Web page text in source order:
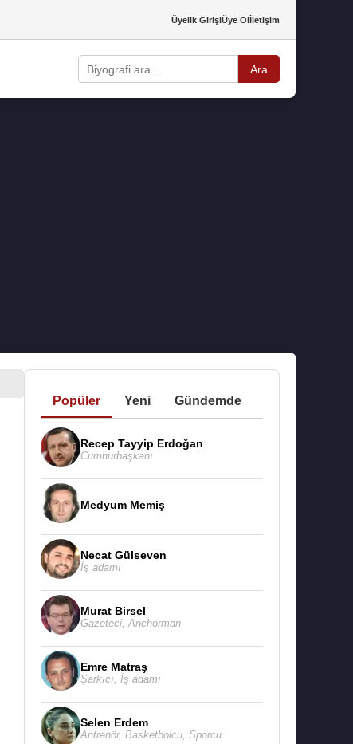
Üyelik GirişiÜye Olİletişim
Ara
Popüler Yeni Gündemde
Recep Tayyip Erdoğan
Cumhurbaşkanı
Medyum Memiş
Necat Gülseven
İş adamı
Murat Birsel
Gazeteci, Anchorman
Emre Matraş
Şarkıcı İş adamı
Selen Erdem
Antrenör, Basketbolcu, Sporcu